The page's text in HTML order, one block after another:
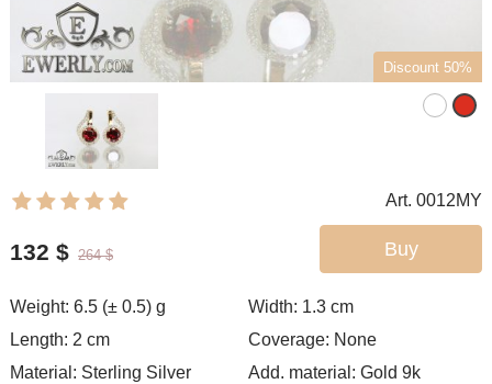
Discount 50%
Art. 0012MY
Buy
132 $ 264 $
Weight: 6.5 (± 0.5) g Width: 1.3 cm
Length: 2 cm
Coverage: None
Material: Sterling Silver
Add. material: Gold 9k